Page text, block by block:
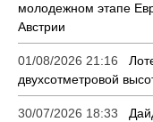
молодежном этапе
Австрии
01/08/2026 21:16
двухсотметровой
30/07/2026 18:33